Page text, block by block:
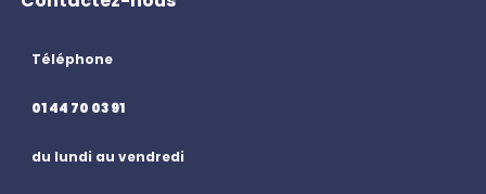
Téléphone
01 44 70 03 91
du lundi au vendredi